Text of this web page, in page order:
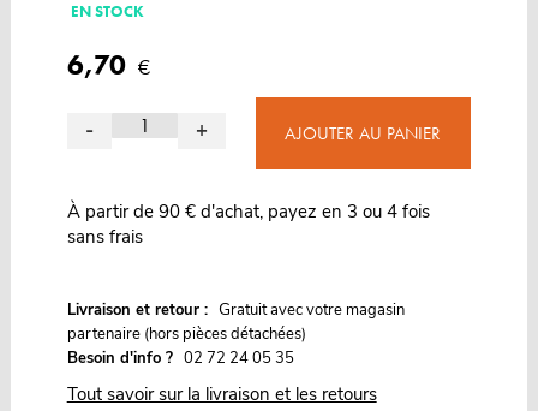
EN STOCK
6,70 €
- + AJOUTER AU PANIER
À partir de 90 € d'achat, payez en 3 ou 4 fois
sans frais
Livraison et retour : Gratuit avec votre magasin
partenaire (hors pièces détachées)
Besoin d'info ? 02 72 24 05 35
Tout savoir sur la livraison et les retours